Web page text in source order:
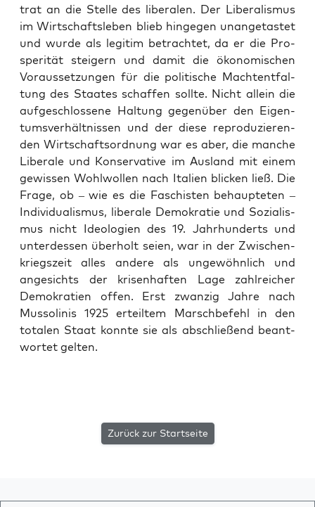
trat an die Stel­le des libe­ra­len. Der Libe­ra­lis­mus
im Wirt­schafts­le­ben blieb hin­ge­gen unan­ge­tas­tet
und wur­de als legi­tim betrach­tet, da er die Pro­
spe­ri­tät stei­gern und damit die öko­no­mi­schen
Vor­aus­set­zun­gen für die poli­ti­sche Macht­ent­fal­
tung des Staa­tes schaf­fen soll­te. Nicht allein die
auf­ge­schlos­se­ne Hal­tung gegen­über den Eigen­
tums­ver­hält­nis­sen und der die­se repro­du­zie­ren­
den Wirt­schafts­ord­nung war es aber, die man­che
Libe­ra­le und Kon­ser­va­ti­ve im Aus­land mit einem
gewis­sen Wohl­wol­len nach Ita­li­en bli­cken ließ. Die
Fra­ge, ob – wie es die Faschis­ten behaup­te­ten –
Indi­vi­dua­lis­mus, libe­ra­le Demo­kra­tie und Sozia­lis­
mus nicht Ideo­lo­gien des 19. Jahr­hun­derts und
unter­des­sen über­holt sei­en, war in der Zwi­schen­
kriegs­zeit alles ande­re als unge­wöhn­lich und
ange­sichts der kri­sen­haf­ten Lage zahl­rei­cher
Demo­kra­tien offen. Erst zwan­zig Jah­re nach
Mus­so­li­nis 1925 erteil­tem Marsch­be­fehl in den
tota­len Staat konn­te sie als abschlie­ßend beant­
wor­tet gelten.
Zurück zur Startseite